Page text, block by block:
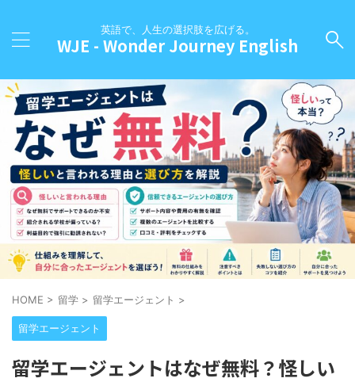
英語で、人生の選択肢を広げる。
WJE - Wonder Journey English
HOME > 留学 > 留学エージェント >
留学エージェント
留学エージェントはなぜ無料？怪しい